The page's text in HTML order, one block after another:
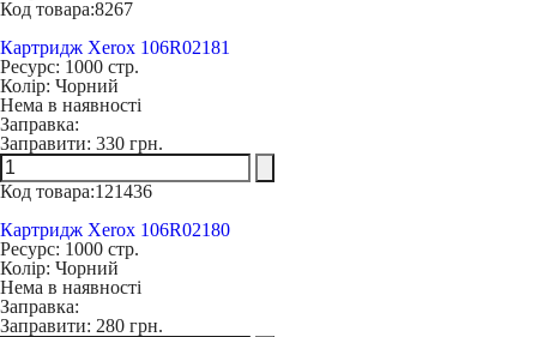
Код товара:8267
Картридж Xerox 106R02181
Ресурс: 1000 стр.
Колір: Чорний
Нема в наявності
Заправка:
Заправити: 330 грн.
Код товара:121436
Картридж Xerox 106R02180
Ресурс: 1000 стр.
Колір: Чорний
Нема в наявності
Заправка:
Заправити: 280 грн.